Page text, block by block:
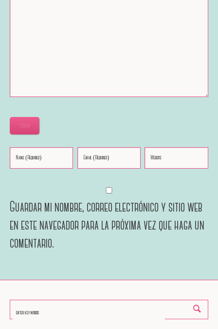
Submit
Guardar mi nombre, correo electrónico y sitio web
en este navegador para la próxima vez que haga un
comentario.